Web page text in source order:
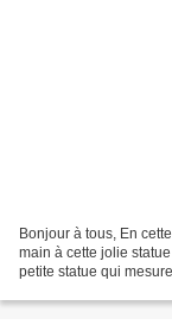
Bonjour à tous, En
main à cette jolie
petite statue qui